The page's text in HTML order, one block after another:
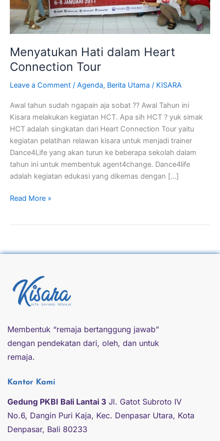
Menyatukan Hati dalam Heart
Connection Tour
Leave a Comment / Agenda, Berita Utama / KISARA
Awal tahun sudah ngapain aja sobat ?? Awal Tahun ini
Kisara melakukan kegiatan HCT. Apa sih HCT ? yuk simak
HCT adalah singkatan dari Heart Connection Tour yaitu
kegiatan pelatihan relawan kisara untuk menjadi trainer
Dance4Life yang akan turun ke beberapa sekolah dalam
tahun ini untuk membentuk agent4change. Dance4life
adalah kegiatan edukasi yang dikemas dengan […]
Read More »
Membentuk “remaja bertanggung jawab”
dengan pendekatan dari, oleh, dan untuk
remaja.
Kantor Kami
Gedung PKBI Bali Lantai 3 Jl. Gatot Subroto IV
No.6, Dangin Puri Kaja, Kec. Denpasar Utara, Kota
Denpasar, Bali 80233